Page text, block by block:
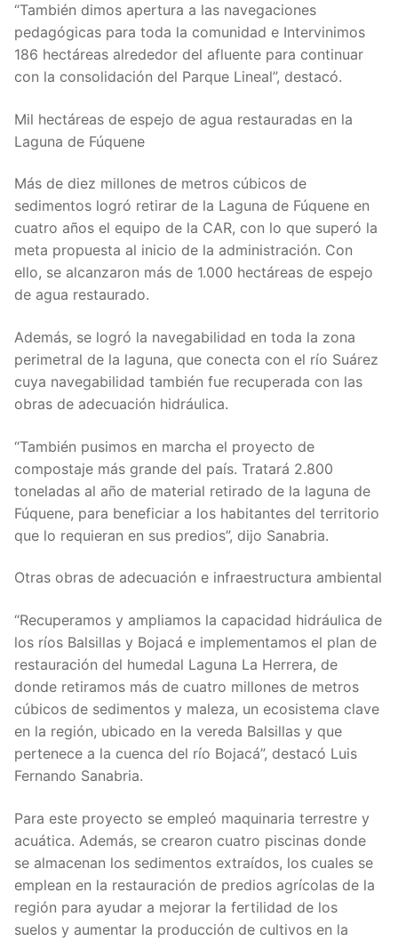
“También dimos apertura a las navegaciones
pedagógicas para toda la comunidad e Intervinimos
186 hectáreas alrededor del afluente para continuar
con la consolidación del Parque Lineal”, destacó.
Mil hectáreas de espejo de agua restauradas en la
Laguna de Fúquene
Más de diez millones de metros cúbicos de
sedimentos logró retirar de la Laguna de Fúquene en
cuatro años el equipo de la CAR, con lo que superó la
meta propuesta al inicio de la administración. Con
ello, se alcanzaron más de 1.000 hectáreas de espejo
de agua restaurado.
Además, se logró la navegabilidad en toda la zona
perimetral de la laguna, que conecta con el río Suárez
cuya navegabilidad también fue recuperada con las
obras de adecuación hidráulica.
“También pusimos en marcha el proyecto de
compostaje más grande del país. Tratará 2.800
toneladas al año de material retirado de la laguna de
Fúquene, para beneficiar a los habitantes del territorio
que lo requieran en sus predios”, dijo Sanabria.
Otras obras de adecuación e infraestructura ambiental
“Recuperamos y ampliamos la capacidad hidráulica de
los ríos Balsillas y Bojacá e implementamos el plan de
restauración del humedal Laguna La Herrera, de
donde retiramos más de cuatro millones de metros
cúbicos de sedimentos y maleza, un ecosistema clave
en la región, ubicado en la vereda Balsillas y que
pertenece a la cuenca del río Bojacá”, destacó Luis
Fernando Sanabria.
Para este proyecto se empleó maquinaria terrestre y
acuática. Además, se crearon cuatro piscinas donde
se almacenan los sedimentos extraídos, los cuales se
emplean en la restauración de predios agrícolas de la
región para ayudar a mejorar la fertilidad de los
suelos y aumentar la producción de cultivos en la